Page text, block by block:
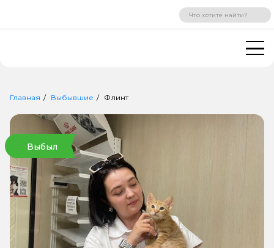
ВХОД РЕГИСТРАЦИЯ
Главная Выбывшие Флинт
Выбыл